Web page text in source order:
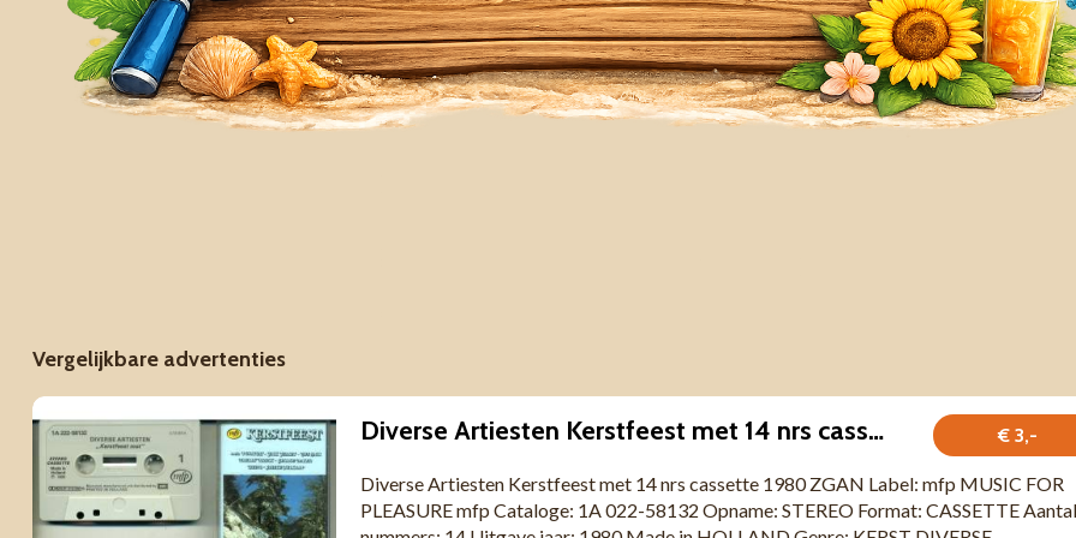
Vergelijkbare advertenties
€ 3,-
Diverse Artiesten Kerstfeest met 14 nrs cassette 1980 ZGAN
Diverse Artiesten Kerstfeest met 14 nrs cassette 1980 ZGAN Label: mfp MUSIC FOR
PLEASURE mfp Cataloge: 1A 022-58132 Opname: STEREO Format: CASSETTE Aantal